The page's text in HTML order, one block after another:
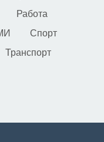
Работа
Спорт
Транспорт